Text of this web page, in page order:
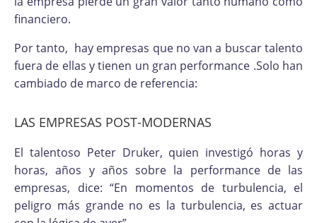
financiero.
Por tanto, hay empresas que no van a buscar talento
fuera de ellas y tienen un gran performance .Solo han
cambiado de marco de referencia:
LAS EMPRESAS POST-MODERNAS
El talentoso Peter Druker, quien investigó horas y
horas, años y años sobre la performance de las
empresas, dice: “En momentos de turbulencia, el
peligro más grande no es la turbulencia, es actuar